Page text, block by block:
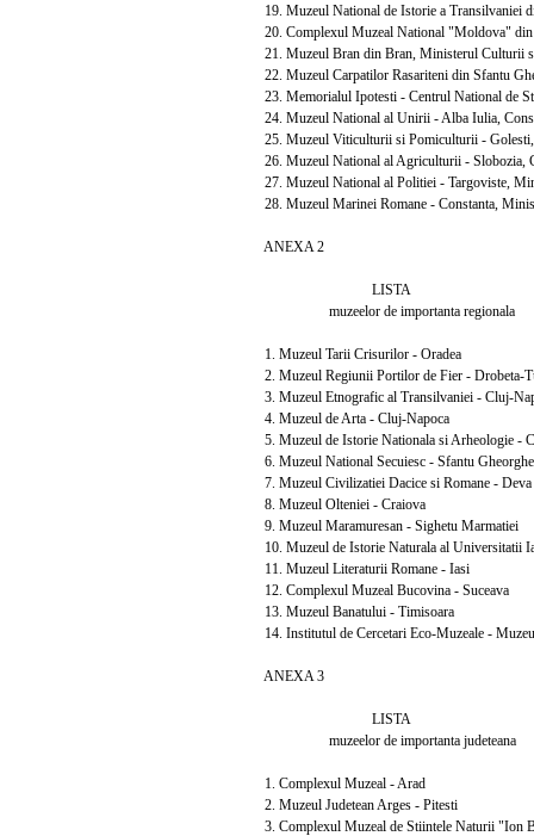
19. Muzeul National de Istorie a Transilvaniei
20. Complexul Muzeal National "Moldova"
21. Muzeul Bran din Bran, Ministerul Culturii
22. Muzeul Carpatilor Rasariteni din Sfantu
23. Memorialul Ipotesti - Centrul National de
24. Muzeul National al Unirii - Alba Iulia,
25. Muzeul Viticulturii si Pomiculturii - Golesti,
26. Muzeul National al Agriculturii - Slobozia,
27. Muzeul National al Politiei - Targoviste,
28. Muzeul Marinei Romane - Constanta,
ANEXA 2
LISTA
muzeelor de importanta regionala
1. Muzeul Tarii Crisurilor - Oradea
2. Muzeul Regiunii Portilor de Fier - Drobeta-
3. Muzeul Etnografic al Transilvaniei - Cluj-
4. Muzeul de Arta - Cluj-Napoca
5. Muzeul de Istorie Nationala si Arheologie -
6. Muzeul National Secuiesc - Sfantu Gheorghe
7. Muzeul Civilizatiei Dacice si Romane - Deva
8. Muzeul Olteniei - Craiova
9. Muzeul Maramuresan - Sighetu Marmatiei
10. Muzeul de Istorie Naturala al Universitatii
11. Muzeul Literaturii Romane - Iasi
12. Complexul Muzeal Bucovina - Suceava
13. Muzeul Banatului - Timisoara
14. Institutul de Cercetari Eco-Muzeale -
ANEXA 3
LISTA
muzeelor de importanta judeteana
1. Complexul Muzeal - Arad
2. Muzeul Judetean Arges - Pitesti
3. Complexul Muzeal de Stiintele Naturii "Ion